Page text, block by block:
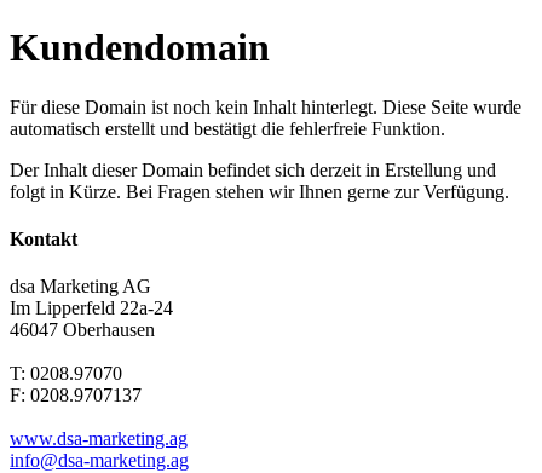
Kundendomain
Für diese Domain ist noch kein Inhalt hinterlegt. Diese Seite wurde
automatisch erstellt und bestätigt die fehlerfreie Funktion.
Der Inhalt dieser Domain befindet sich derzeit in Erstellung und
folgt in Kürze. Bei Fragen stehen wir Ihnen gerne zur Verfügung.
Kontakt
dsa Marketing AG
Im Lipperfeld 22a-24
46047 Oberhausen
T: 0208.97070
F: 0208.9707137
www.dsa-marketing.ag
info@dsa-marketing.ag